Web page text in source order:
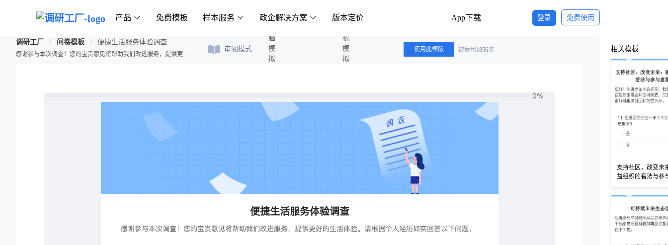
产品 免费模板 样本服务 政企解决方案 版本定价 App下载 登录 免费使用
调研工厂 问卷模板 便捷生活服务体验调查
感谢参与本次调查！您的宝贵意见将帮助我们改进服务，提供更好的生活体验。请根据个人经历如实回答以下问题。
审阅模式
电脑模拟答题 手机模拟答题
使用此模版 被使用 1856次 相关模板
支持社区，改变未
益组织的看法与参